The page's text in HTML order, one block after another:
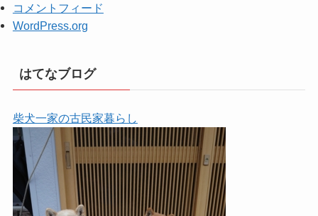
コメントフィード
WordPress.org
はてなブログ
柴犬一家の古民家暮らし